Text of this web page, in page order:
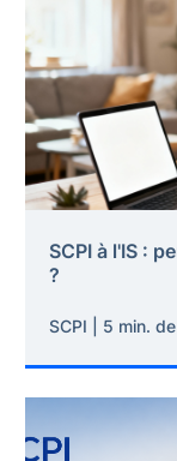
SCPI à l'IS :
?
SCPI | 5 min.